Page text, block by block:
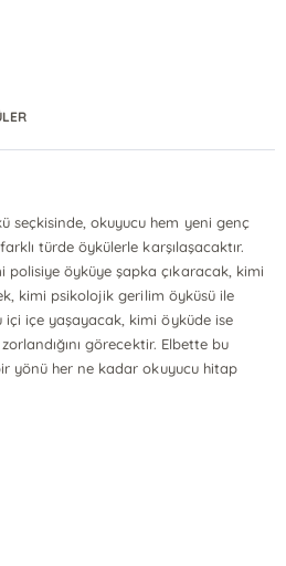
seçkisinde, okuyucu hem yeni genç
türde öykülerle karşılaşacaktır.
polisiye öyküye şapka çıkaracak, kimi
kimi psikolojik gerilim öyküsü ile
içi içe yaşayacak, kimi öyküde ise
zorlandığını görecektir. Elbette bu
yönü her ne kadar okuyucu hitap